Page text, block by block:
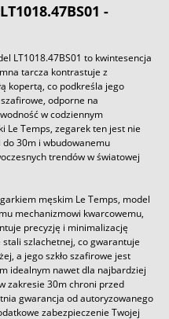
-
LT1018.47BS01 to kwintesencja
tarcza kontrastuje z
kopertą, co podkreśla jego
odporne na
w codziennym
Le Temps, zegarek ten jest nie
30m i wbudowanemu
trendów w światowej
męskim Le Temps, model
mechanizmowi kwarcowemu,
precyzję i minimalizację
szlachetnej, co gwarantuje
a jego szkło szafirowe jest
idealnym nawet dla najbardziej
zakresie 30m chroni przed
gwarancja od autoryzowanego
zabezpieczenie Twojej